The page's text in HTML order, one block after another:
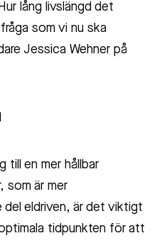
lång livslängd det
som vi nu ska
Jessica Wehner på
till en mer hållbar
som är mer
eldriven, är det viktigt
tidpunkten för att